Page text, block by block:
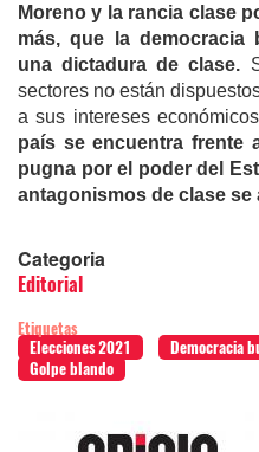
Moreno y la rancia clase
más, que la democracia
una dictadura de clase.
sectores no están
a sus intereses
país se encuentra frente
pugna por el poder del
antagonismos de clase se
Categoria
Editorial
Etiquetas
Elecciones 2021
Democracia
Golpe blando